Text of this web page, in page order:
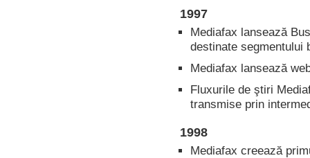
1997
Mediafax lansează
destinate segmentului
Mediafax lansează
Fluxurile de ştiri
transmise prin
1998
Mediafax creează